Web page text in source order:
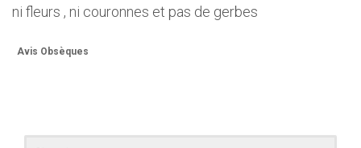
ni fleurs , ni couronnes et pas de gerbes
Avis Obsèques